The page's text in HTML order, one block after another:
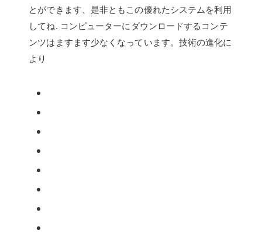
とができます、是非ともこの優れたシステムを利用
してね. コンピューターにダウンロードするコンテ
ンツはますます少なくなっています。技術の進化に
より